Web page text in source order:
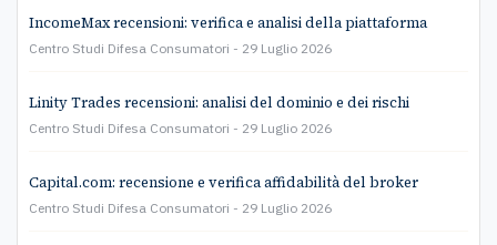
IncomeMax recensioni: verifica e analisi della piattaforma
Centro Studi Difesa Consumatori 29 Luglio 2026
Linity Trades recensioni: analisi del dominio e dei rischi
Centro Studi Difesa Consumatori 29 Luglio 2026
Capital.com: recensione e verifica affidabilità del broker
Centro Studi Difesa Consumatori 29 Luglio 2026